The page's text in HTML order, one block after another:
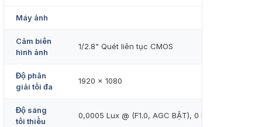
Máy ảnh
Cảm biến
hình ảnh
1/2.8" Quét liên tục CMOS
Độ phân
giải tối đa
1920 × 1080
Độ sáng
tối thiểu
0,0005 Lux @ (F1.0, AGC BẬT), 0 Lux với Ánh